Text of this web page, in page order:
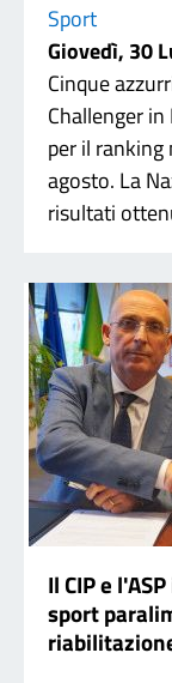
Sport
Giovedì, 30
Cinque
Challenger
per il
agosto. La
risultati
Il CIP e
sport